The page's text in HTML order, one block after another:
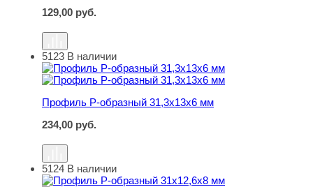
129,00 руб.
Профиль Р-образный 31,3х13х6 мм
5123 В наличии
Профиль Р-образный 31,3х13х6 мм
234,00 руб.
Профиль Р-образный 31х12,6х8 мм
5124 В наличии